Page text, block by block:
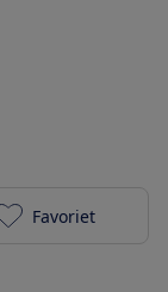
Siemens
Favoriet